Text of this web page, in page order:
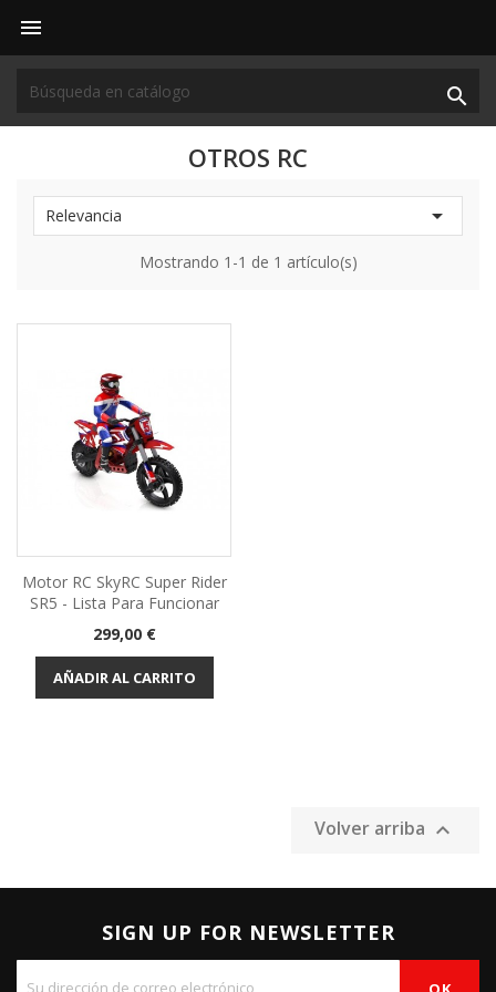


OTROS RC
Relevancia 
Mostrando 1-1 de 1 artículo(s)
Motor RC SkyRC Super Rider
SR5 - Lista Para Funcionar
Precio
299,00 €
AÑADIR AL CARRITO
Volver arriba 
SIGN UP FOR NEWSLETTER